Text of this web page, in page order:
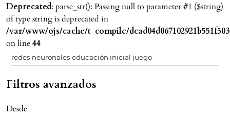
Deprecated: parse_str(): Passing null to parameter #1 ($string)
of type string is deprecated in
/var/www/ojs/cache/t_compile/
on line44
Filtros avanzados
Desde